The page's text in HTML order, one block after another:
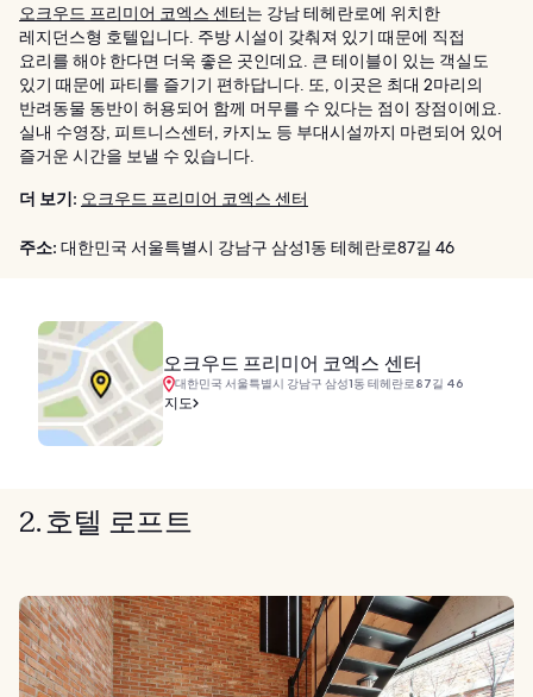
오크우드 프리미어 코엑스 센터는 강남 테헤란로에 위치한
레지던스형 호텔입니다. 주방 시설이 갖춰져 있기 때문에 직접
요리를 해야 한다면 더욱 좋은 곳인데요. 큰 테이블이 있는 객실도
있기 때문에 파티를 즐기기 편하답니다. 또, 이곳은 최대 2마리의
반려동물 동반이 허용되어 함께 머무를 수 있다는 점이 장점이에요.
실내 수영장, 피트니스센터, 카지노 등 부대시설까지 마련되어 있어
즐거운 시간을 보낼 수 있습니다.
더 보기: 오크우드 프리미어 코엑스 센터
주소: 대한민국 서울특별시 강남구 삼성1동 테헤란로87길 46
오크우드 프리미어 코엑스 센터
대한민국 서울특별시 강남구 삼성1동 테헤란로87길 46
지도
2. 호텔 로프트